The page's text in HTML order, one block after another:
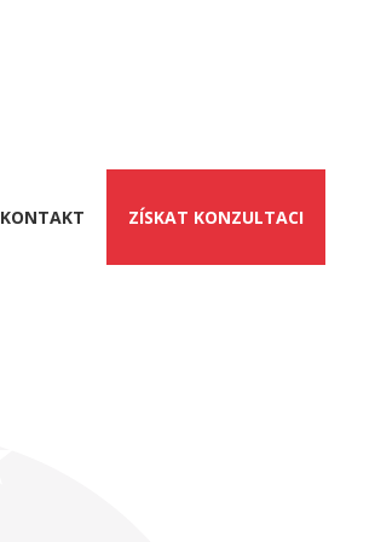
KONTAKT ZÍSKAT KONZULTACI